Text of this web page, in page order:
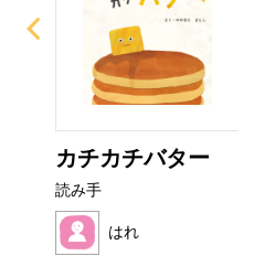
カチカチバター
読み手
はれ